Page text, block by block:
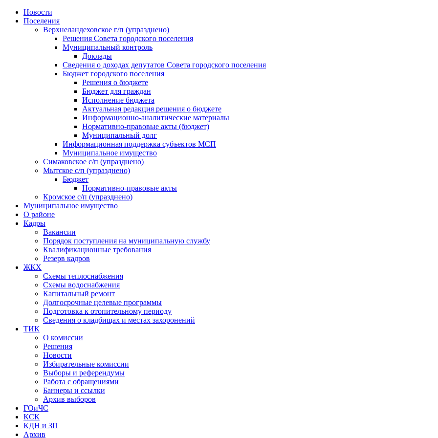
Skip
Новости
Поселения
Верхнеландеховское г/п (упразднено)
Решения Совета городского поселения
Муниципальный контроль
Доклады
Сведения о доходах депутатов Совета городского поселения
Бюджет городского поселения
Решения о бюджете
Бюджет для граждан
Исполнение бюджета
Актуальная редакция решения о бюджете
Информационно-аналитические материалы
Нормативно-правовые акты (бюджет)
Муниципальный долг
Информационная поддержка субъектов МСП
Муниципальное имущество
Симаковское с/п (упразднено)
Мытское с/п (упразднено)
Бюджет
Нормативно-правовые акты
Кромское с/п (упразднено)
Муниципальное имущество
О районе
Кадры
Вакансии
Порядок поступления на муниципальную службу
Квалификационные требования
Резерв кадров
ЖКХ
Схемы теплоснабжения
Схемы водоснабжения
Капитальный ремонт
Долгосрочные целевые программы
Подготовка к отопительному периоду
Сведения о кладбищах и местах захоронений
ТИК
О комиссии
Решения
Новости
Избирательные комиссии
Выборы и референдумы
Работа с обращениями
Баннеры и ссылки
Архив выборов
ГОиЧС
КСК
КДН и ЗП
Архив